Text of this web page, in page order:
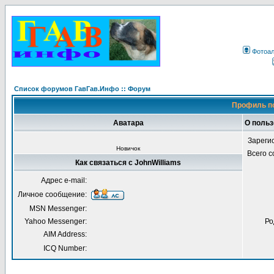
Список форумов ГавГав.Инфо :: Форум
Профиль
Аватара О
Новичок
Всего
Как связаться с JohnWilliams
Адрес e-mail:
Личное сообщение:
MSN Messenger:
Yahoo Messenger:
AIM Address:
ICQ Number: